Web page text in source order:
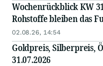
Wochenrückblick KW
Rohstoffe bleiben das
02.08.26, 14:54
Goldpreis, Silberpreis,
31.07.2026